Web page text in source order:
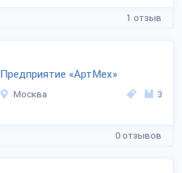
1 отзыв
Предприятие «АртМех»
Москва 3
0 отзывов